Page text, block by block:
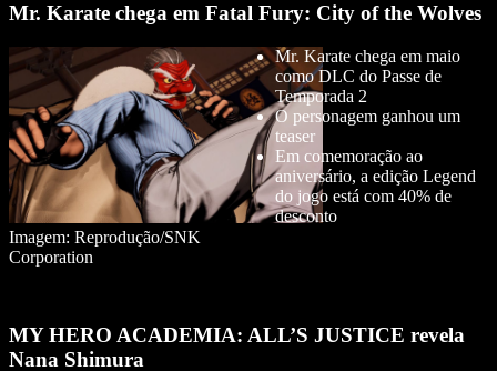
Mr. Karate chega em Fatal Fury: City of the Wolves
Imagem: Reprodução/SNK
Corporation
Mr. Karate chega em maio
como DLC do Passe de
Temporada 2
O personagem ganhou um
teaser
Em comemoração ao
aniversário, a edição Legend
do jogo está com 40% de
desconto
MY HERO ACADEMIA: ALL’S JUSTICE revela
Nana Shimura